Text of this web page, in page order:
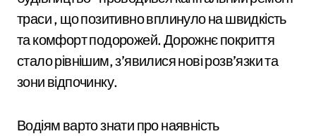
траси , що позитивно вплинуло на швидкість
та комфорт подорожей. Дорожнє покриття
стало рівнішим, з’явилися нові розв’язки та
зони відпочинку.
Водіям варто знати про наявність